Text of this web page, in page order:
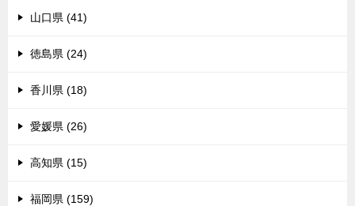
山口県 (41)
徳島県 (24)
香川県 (18)
愛媛県 (26)
高知県 (15)
福岡県 (159)